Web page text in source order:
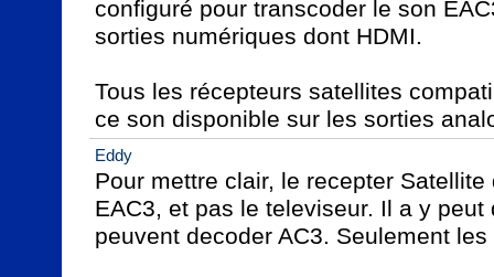
configuré pour transcoder le son
sorties numériques dont HDMI.
Tous les récepteurs satellites
ce son disponible sur les sorties
Eddy
Pour mettre clair, le recepter
EAC3, et pas le televiseur. Il a y
peuvent decoder AC3. Seulement